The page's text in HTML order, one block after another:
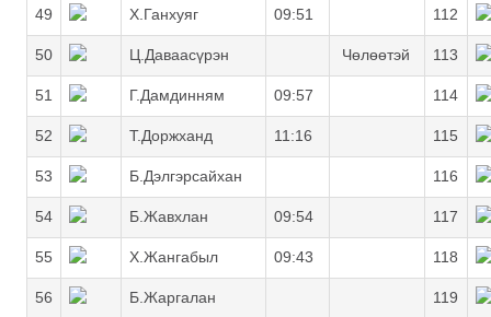
49 Х.Ганхуяг 09:51 112
50 Ц.Даваасүрэн Чөлөөтэй 113
51 Г.Дамдинням 09:57 114
52 Т.Доржханд 11:16 115
53 Б.Дэлгэрсайхан 116
54 Б.Жавхлан 09:54 117
55 Х.Жангабыл 09:43 118
56 Б.Жаргалан 119